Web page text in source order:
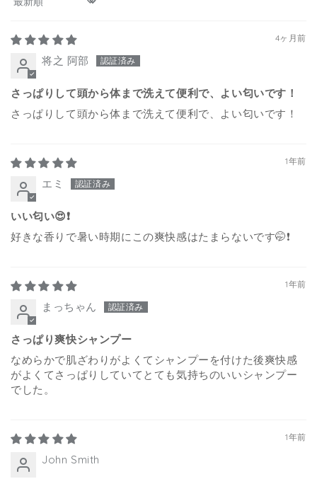
Sort by
4ヶ月前
将之 阿部
さっぱりして頭から体まで洗えて便利で、よい匂いです！
さっぱりして頭から体まで洗えて便利で、よい匂いです！
1年前
エミ
いい匂い😍❗
好きな香りで暑い時期にこの爽快感はたまらないです🤭❗
1年前
まっちゃん
さっぱり爽快シャンプー
なめらかで肌ざわりがよくてシャンプーを付けた後爽快感
がよくてさっぱりしていてとても気持ちのいいシャンプー
でした。
1年前
John Smith